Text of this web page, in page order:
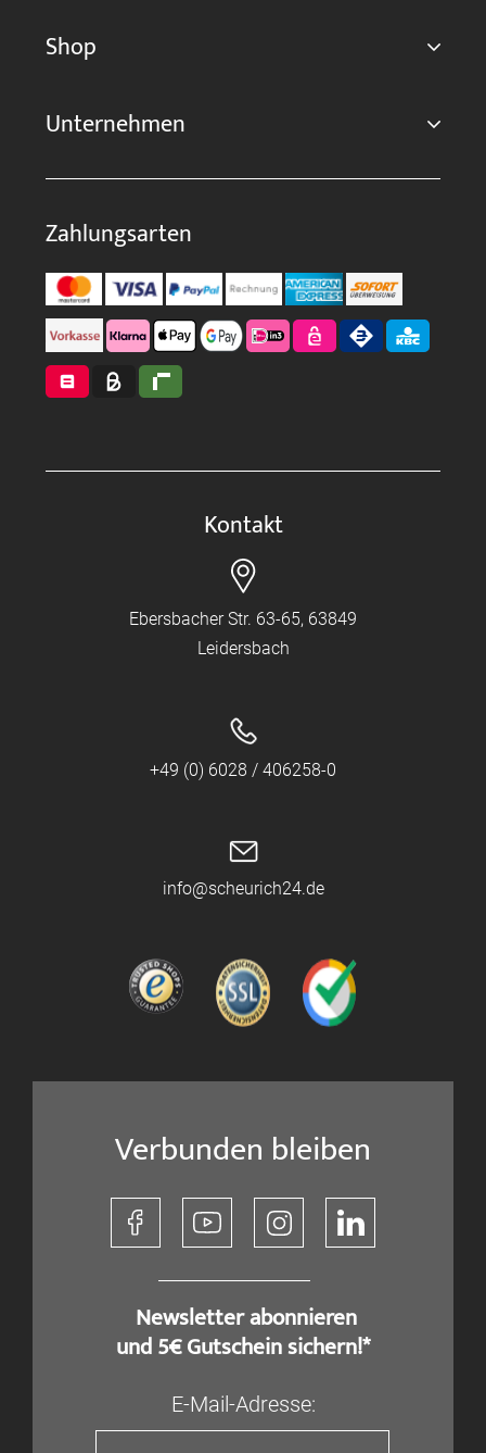
Shop
Unternehmen
Zahlungsarten
Kontakt
Ebersbacher Str. 63-65, 63849
Leidersbach
+49 (0) 6028 / 406258-0
info@scheurich24.de
Verbunden bleiben
​ Newsletter abonnieren
und 5€ Gutschein sichern!*
E-Mail-Adresse: